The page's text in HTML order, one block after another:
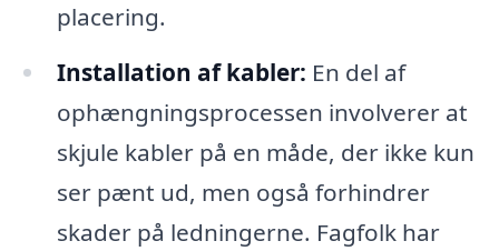
placering.
Installation af kabler: En del af
ophængningsprocessen involverer at
skjule kabler på en måde, der ikke kun
ser pænt ud, men også forhindrer
skader på ledningerne. Fagfolk har